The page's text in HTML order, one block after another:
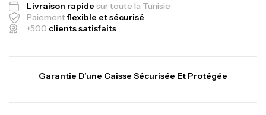
Livraison rapide sur toute la Tunisie
Paiementflexible et sécurisé
+500 clients satisfaits
Garantie D’une Caisse Sécurisée Et Protégée